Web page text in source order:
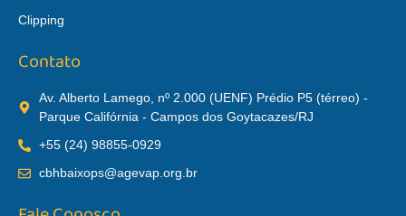
Clipping
Contato
Av. Alberto Lamego, nº 2.000 (UENF) Prédio P5 (térreo) -
Parque Califórnia - Campos dos Goytacazes/RJ
+55 (24) 98855-0929
cbhbaixops@agevap.org.br